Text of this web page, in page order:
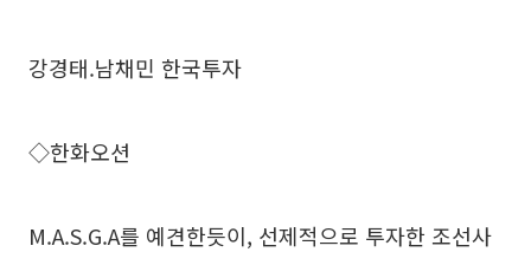
강경태.남채민 한국투자
◇한화오션
M.A.S.G.A를 예견한듯이, 선제적으로 투자한 조선사